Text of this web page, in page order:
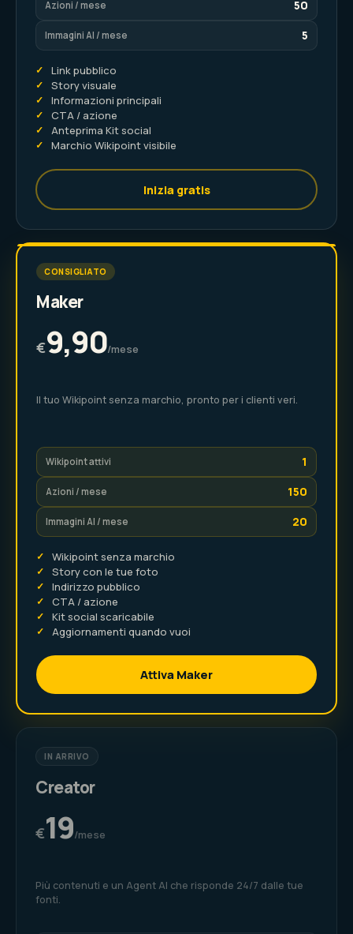
Azioni / mese 50
Immagini AI / mese 5
✓ Link pubblico
✓ Story visuale
✓ Informazioni principali
✓ CTA / azione
✓ Anteprima Kit social
✓ Marchio Wikipoint visibile
Inizia gratis
CONSIGLIATO
Maker
€9,90/mese
Il tuo Wikipoint senza marchio, pronto per i clienti veri.
Wikipoint attivi 1
Azioni / mese 150
Immagini AI / mese 20
✓ Wikipoint senza marchio
✓ Story con le tue foto
✓ Indirizzo pubblico
✓ CTA / azione
✓ Kit social scaricabile
✓ Aggiornamenti quando vuoi
Attiva Maker
IN ARRIVO
Creator
€19/mese
Più contenuti e un Agent AI che risponde 24/7 dalle tue
fonti.